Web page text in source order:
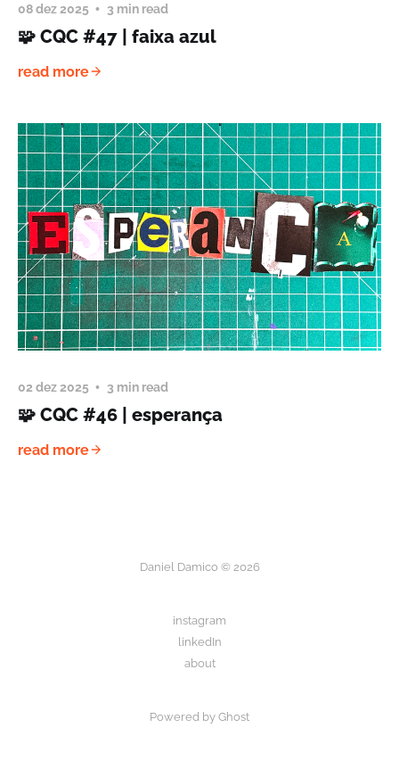
08 dez 2025 3 min read
🧩 CQC #47 | faixa azul
read more
02 dez 2025 3 min read
🧩 CQC #46 | esperança
read more
Daniel Damico © 2026
instagram
linkedIn
about
Powered by Ghost